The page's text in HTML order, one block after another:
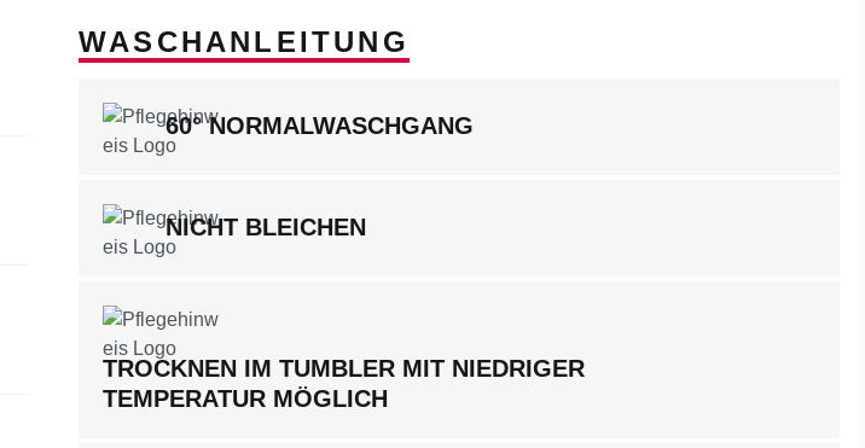
WASCHANLEITUNG
60° NORMALWASCHGANG
NICHT BLEICHEN
TROCKNEN IM TUMBLER MIT NIEDRIGER
TEMPERATUR MÖGLICH